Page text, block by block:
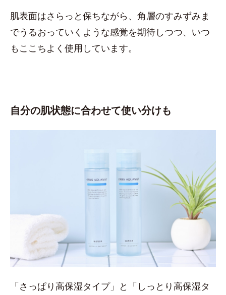
肌表面はさらっと保ちながら、角層のすみずみま
でうるおっていくような感覚を期待しつつ、いつ
もここちよく使用しています。
自分の肌状態に合わせて使い分けも
「さっぱり高保湿タイプ」と「しっとり高保湿タ